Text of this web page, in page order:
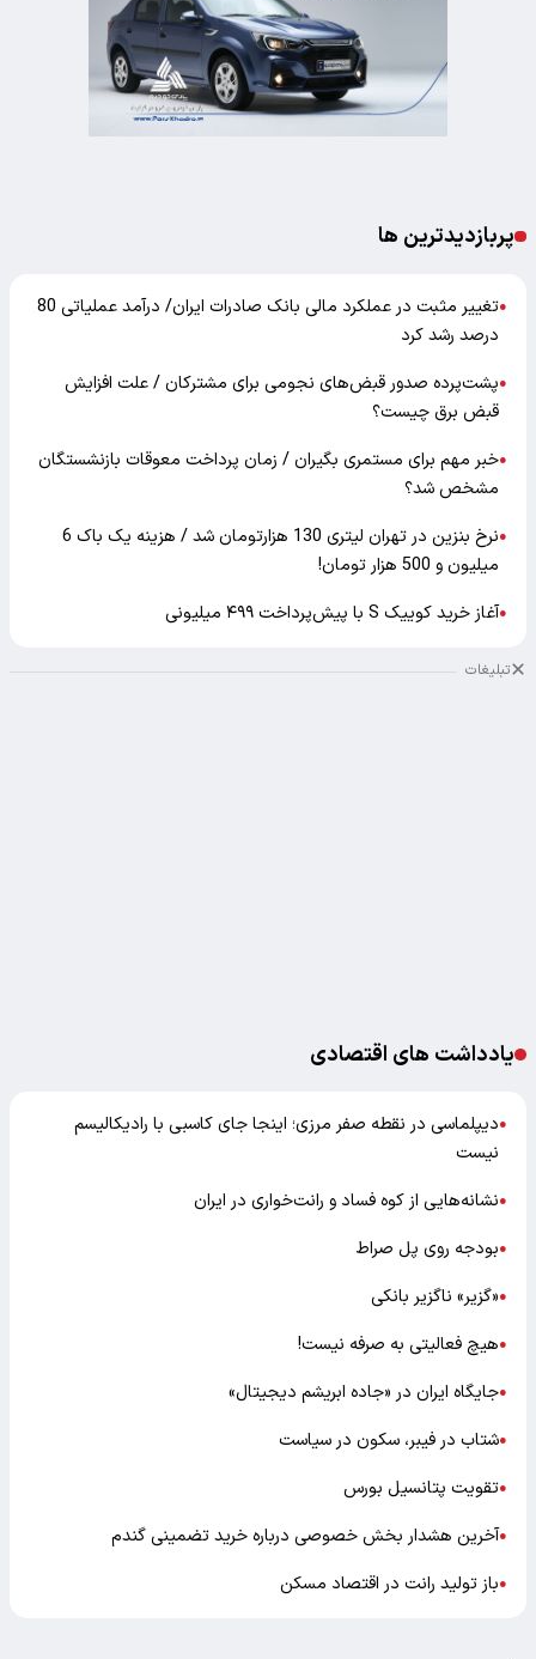
پربازدیدترین ها
●
تغییر مثبت در عملکرد مالی بانک صادرات ایران/ درآمد عملیاتی 80
درصد رشد کرد
●پشت‌پرده صدور قبض‌های نجومی برای مشترکان / علت افزایش
قبض برق چیست؟
●خبر مهم برای مستمری بگیران / زمان پرداخت معوقات بازنشستگان
مشخص شد؟
●
نرخ بنزین در تهران لیتری 130 هزارتومان شد / هزینه یک باک 6
میلیون و 500 هزار تومان!
●آغاز خرید کوییک S با پیش‌پرداخت ۴۹۹ میلیونی
تبلیغات
یادداشت های اقتصادی
●دیپلماسی در نقطه صفر مرزی؛ اینجا جای کاسبی با رادیکالیسم
نیست
●نشانه‌هایی از کوه فساد و رانت‌خواری در ایران
●بودجه روی پل صراط
●«گزیر» ناگزیر بانکی
●هیچ فعالیتی به صرفه نیست!
●جایگاه ایران در «جاده ابریشم دیجیتال»
●شتاب در فیبر، سکون در سیاست
●تقویت پتانسیل بورس
●آخرین هشدار بخش خصوصی درباره خرید تضمینی گندم
●باز تولید رانت در اقتصاد مسکن